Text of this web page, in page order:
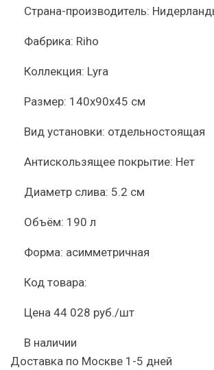
Страна-производитель:
Фабрика: Riho
Коллекция: Lyra
Размер: 140x90x45 см
Вид установки: отдельностоящая
Антискользящее покрытие: Нет
Диаметр слива: 5.2 см
Объём: 190 л
Форма: асимметричная
Код товара:
Цена 44 028 руб./шт
В наличии
Доставка по Москве 1-5 дней